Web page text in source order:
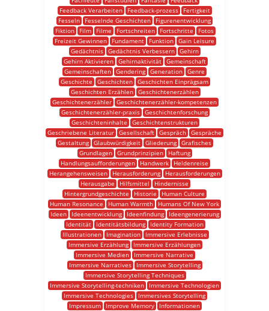
Feedback Verarbeiten
Feedback-prozess
Fertigkeit
Fesseln
Fesselnde Geschichten
Figurenentwicklung
Fiktion
Film Filme Fortschreiten Fortschritte
Fotos
Freizeit Gewinnen
Fundament Funktion Gain Leisure
Gedächtnis
Gedächtnis Verbessern
Gehirn
Gehirn Aktivieren
Gehirnaktivität
Gemeinschaft
Gemeinschaften Gendering Generation Genre
Geschichte
Geschichten Geschichten Einprägsam
Geschichten Erzählen
Geschichtenerzählen
Geschichtenerzähler Geschichtenerzähler-kompetenzen
Geschichtenerzähler-praxis Geschichtenforschung
Geschichteninhalte
Geschichtenstrukturen
Geschriebene Literatur Gesellschaft Gespräch Gespräche
Gestaltung Glaubwürdigkeit Gliederung Grafisches
Grundlagen
Grundprinzipien
Haftung
Handlungsaufforderungen
Handwerk
Heldenreise
Herangehensweisen
Herausforderung
Herausforderungen
Herausgabe
Hilfsmittel
Hindernisse
Hintergrundgeschichte
Historie
Human Culture
Human Resonance
Human Warmth
Humans Of New York
Ideen
Ideenentwicklung Ideenfindung
Ideengenerierung
Identität
Identitätsbildung
Identity Formation
Illustrationen
Imagination
Immersive Erlebnisse
Immersive Erzählung
Immersive Erzählungen
Immersive Medien
Immersive Narrative
Immersive Narratives
Immersive Storytelling
Immersive Storytelling Techniques
Immersive Storytelling-techniken
Immersive Technologien
Immersive Technologies
Immersives Storytelling
Impressum
Improve Memory
Informationen